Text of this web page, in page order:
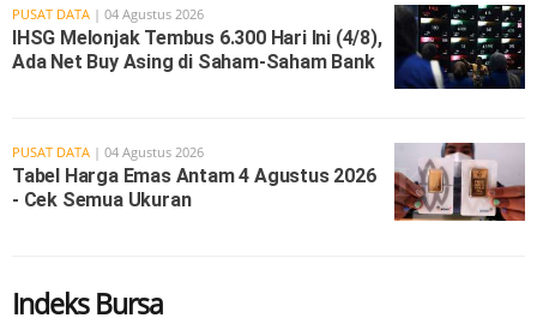
PUSAT DATA | 04 Agustus 2026
IHSG Melonjak Tembus 6.300 Hari Ini (4/8),
Ada Net Buy Asing di Saham-Saham Bank
PUSAT DATA | 04 Agustus 2026
Tabel Harga Emas Antam 4 Agustus 2026
- Cek Semua Ukuran
Indeks Bursa